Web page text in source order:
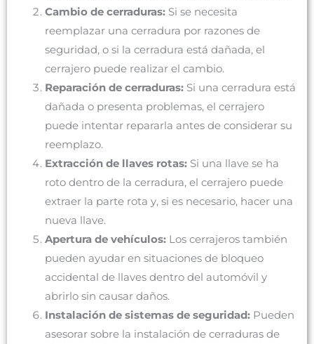
Cambio de cerraduras:Si se necesita
reemplazar una cerradura por razones de
seguridad, o si la cerradura está dañada, el
cerrajero puede realizar el cambio.
Reparación de cerraduras:Si una cerradura está
dañada o presenta problemas, el cerrajero
puede intentar repararla antes de considerar su
reemplazo.
Extracción de llaves rotas:Si una llave se ha
roto dentro de la cerradura, el cerrajero puede
extraer la parte rota y, si es necesario, hacer una
nueva llave.
Apertura de vehículos:Los cerrajeros también
pueden ayudar en situaciones de bloqueo
accidental de llaves dentro del automóvil y
abrirlo sin causar daños.
Instalación de sistemas de seguridad:Pueden
asesorar sobre la instalación de cerraduras de